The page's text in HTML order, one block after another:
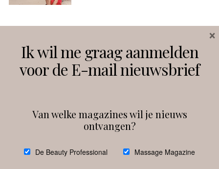
Instagram Facebook
debeautyprofessional
Ik wil me graag aanmelden
voor de E-mail nieuwsbrief
Van welke magazines wil je nieuws
ontvangen?
De Beauty Professional Massage Magazine
×